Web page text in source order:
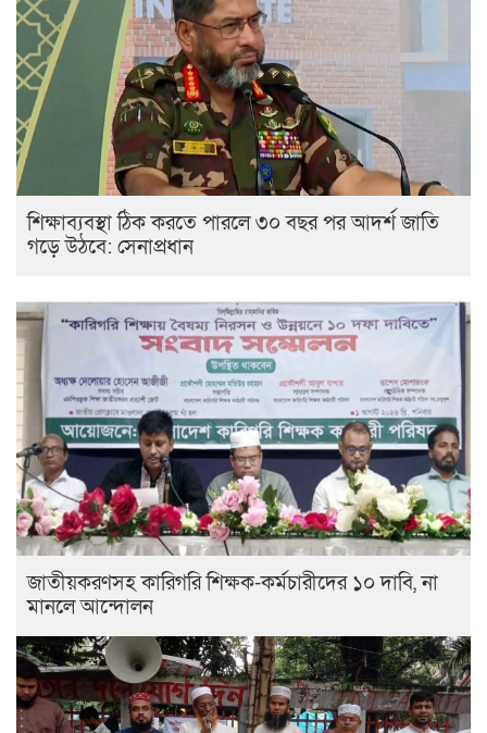
শিক্ষাব্যবস্থা ঠিক করতে পারলে ৩০ বছর পর আদর্শ জাতি
গড়ে উঠবে: সেনাপ্রধান
জাতীয়করণসহ কারিগরি শিক্ষক-কর্মচারীদের ১০ দাবি, না
মানলে আন্দোলন